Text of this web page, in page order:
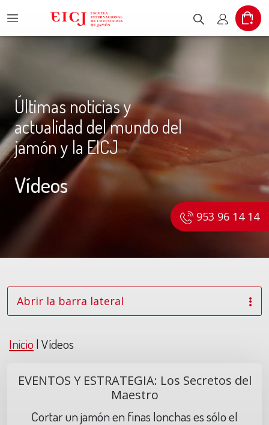
Menu
Escribe el
Mi
Cart
953 96 14 14
Últimas noticias y
actualidad del mundo del
jamón y la EICJ
Vídeos
Inicio|Vídeos
EVENTOS Y ESTRATEGIA: Los Secretos del
Maestro
Cortar un jamón en finas lonchas es sólo el
Abrir la barra lateral